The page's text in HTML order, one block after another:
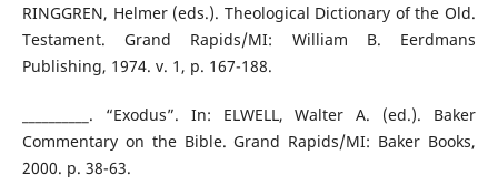
RINGGREN, Helmer (eds.). Theological Dictionary of the Old.
Testament. Grand Rapids/MI: William B. Eerdmans
Publishing, 1974. v. 1, p. 167-188.
__________. “Exodus”. In: ELWELL, Walter A. (ed.). Baker
Commentary on the Bible. Grand Rapids/MI: Baker Books,
2000. p. 38-63.